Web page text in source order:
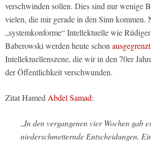
verschwinden sollen. Dies sind nur wenige
vielen, die mir gerade in den Sinn kommen.
„systemkonforme“ Intellektuelle wie
Baberowski werden heute schon ausgegrenzt
Intellektuellenszene, die wir in den 70er
der Öffentlichkeit verschwunden.
Zitat Hamed Abdel Samad:
„In den vergangenen vier Wochen gab
niederschmetternde Entscheidungen.